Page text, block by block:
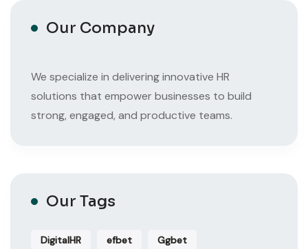
Our Company
We specialize in delivering innovative HR
solutions that empower businesses to build
strong, engaged, and productive teams.
Our Tags
DigitalHR efbet
Ggbet